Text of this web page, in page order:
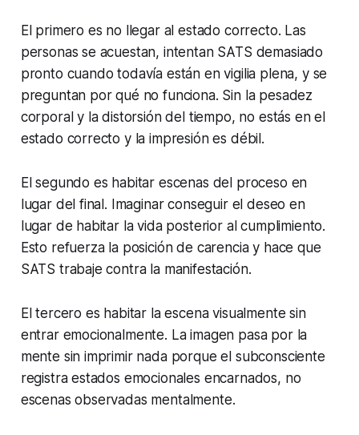
El primero es no llegar al estado correcto. Las
personas se acuestan, intentan SATS demasiado
pronto cuando todavía están en vigilia plena, y se
preguntan por qué no funciona. Sin la pesadez
corporal y la distorsión del tiempo, no estás en el
estado correcto y la impresión es débil.
El segundo es habitar escenas del proceso en
lugar del final. Imaginar conseguir el deseo en
lugar de habitar la vida posterior al cumplimiento.
Esto refuerza la posición de carencia y hace que
SATS trabaje contra la manifestación.
El tercero es habitar la escena visualmente sin
entrar emocionalmente. La imagen pasa por la
mente sin imprimir nada porque el subconsciente
registra estados emocionales encarnados, no
escenas observadas mentalmente.